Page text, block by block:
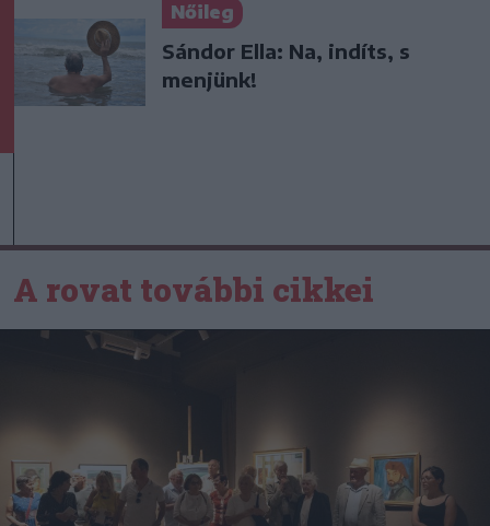
Nőileg
Sándor Ella: Na, indíts, s
menjünk!
A rovat további cikkei